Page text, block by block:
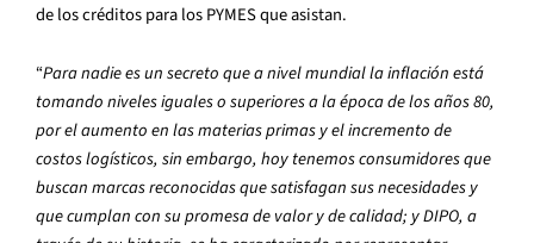
de los créditos para los PYMES que asistan.
“Para nadie es un secreto que a nivel mundial la inflación está
tomando niveles iguales o superiores a la época de los años 80,
por el aumento en las materias primas y el incremento de
costos logísticos, sin embargo, hoy tenemos consumidores que
buscan marcas reconocidas que satisfagan sus necesidades y
que cumplan con su promesa de valor y de calidad; y DIPO, a